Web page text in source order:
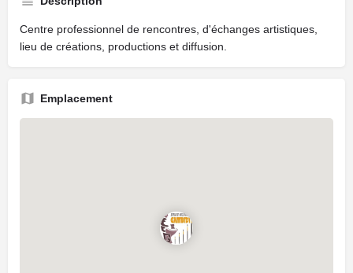
Centre professionnel de rencontres, d'échanges artistiques,
lieu de créations, productions et diffusion.
Emplacement